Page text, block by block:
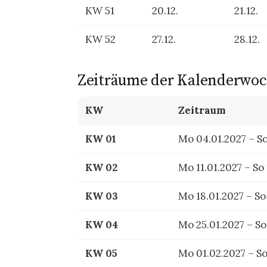
KW 51 20.12. 21.12.
KW 52 27.12. 28.12.
Zeiträume der
Zeitspannen
Kalenderwoche
optionalem
KW Zeitraum
KW 01 Mo 04.01.2027 –
KW 02 Mo 11.01.2027 – So
KW 03 Mo 18.01.2027 –
KW 04 Mo 25.01.2027 –
KW 05 Mo 01.02.2027 –